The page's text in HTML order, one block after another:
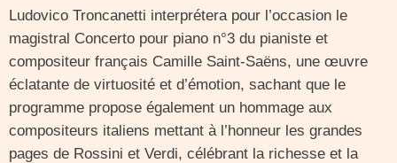
Ludovico Troncanetti interprétera pour l’occasion le
magistral Concerto pour piano n°3 du pianiste et
compositeur français Camille Saint‑Saëns, une œuvre
éclatante de virtuosité et d’émotion, sachant que le
programme propose également un hommage aux
compositeurs italiens mettant à l’honneur les grandes
pages de Rossini et Verdi, célébrant la richesse et la